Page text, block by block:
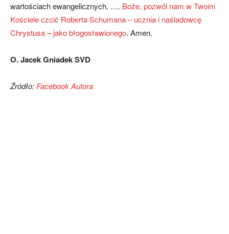
wartościach ewangelicznych. …. Boże, pozwól nam w Twoim
Kościele czcić Roberta Schumana – ucznia i naśladowcę
Chrystusa – jako błogosławionego. Amen.
O. Jacek Gniadek SVD
Źródło: Facebook Autora